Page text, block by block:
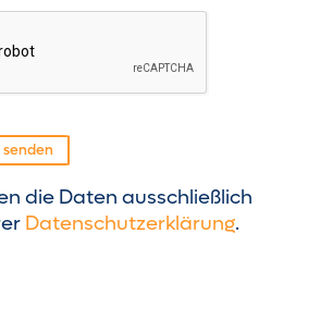
die Daten ausschließlich
Datenschutzerklärung.